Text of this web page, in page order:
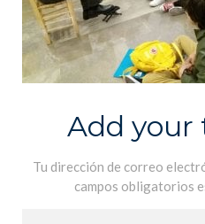
Add
Tu dirección de correo
campos obligatorios